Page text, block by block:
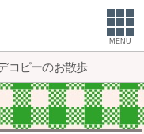
MENU
コピーのお散歩